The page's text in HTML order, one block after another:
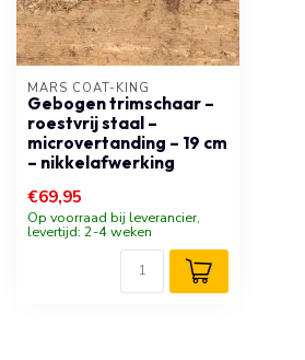
MARS COAT-KING
Gebogen trimschaar –
roestvrij staal –
microvertanding – 19 cm
– nikkelafwerking
€69,95
Op voorraad bij leverancier,
levertijd: 2-4 weken